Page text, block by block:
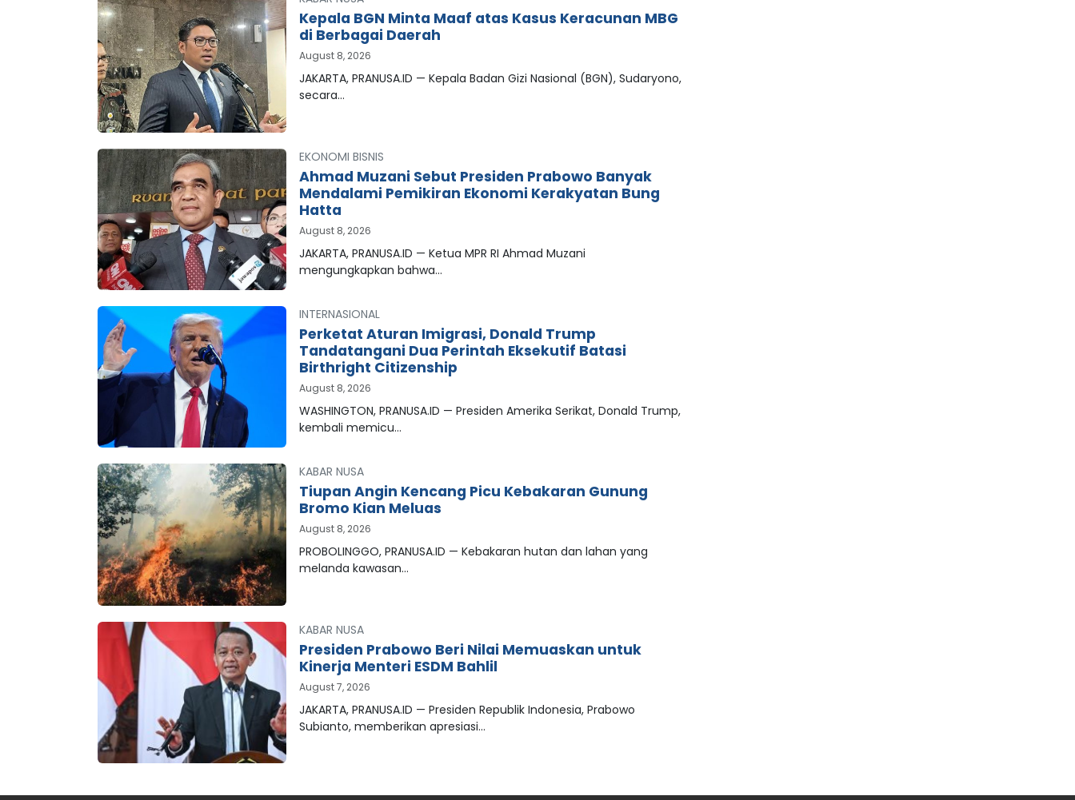
Kepala BGN Minta Maaf atas Kasus Keracunan MBG
di Berbagai Daerah
August 8, 2026
JAKARTA, PRANUSA.ID — Kepala Badan Gizi Nasional (BGN), Sudaryono,
secara…
EKONOMI BISNIS
Ahmad Muzani Sebut Presiden Prabowo Banyak
Mendalami Pemikiran Ekonomi Kerakyatan Bung
Hatta
August 8, 2026
JAKARTA, PRANUSA.ID — Ketua MPR RI Ahmad Muzani
mengungkapkan bahwa…
INTERNASIONAL
Perketat Aturan Imigrasi, Donald Trump
Tandatangani Dua Perintah Eksekutif Batasi
Birthright Citizenship
August 8, 2026
WASHINGTON, PRANUSA.ID — Presiden Amerika Serikat, Donald Trump,
kembali memicu…
KABAR NUSA
Tiupan Angin Kencang Picu Kebakaran Gunung
Bromo Kian Meluas
August 8, 2026
PROBOLINGGO, PRANUSA.ID — Kebakaran hutan dan lahan yang
melanda kawasan…
KABAR NUSA
Presiden Prabowo Beri Nilai Memuaskan untuk
Kinerja Menteri ESDM Bahlil
August 7, 2026
JAKARTA, PRANUSA.ID — Presiden Republik Indonesia, Prabowo
Subianto, memberikan apresiasi…